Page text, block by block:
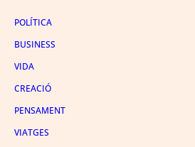
POLÍTICA
BUSINESS
VIDA
CREACIÓ
PENSAMENT
VIATGES